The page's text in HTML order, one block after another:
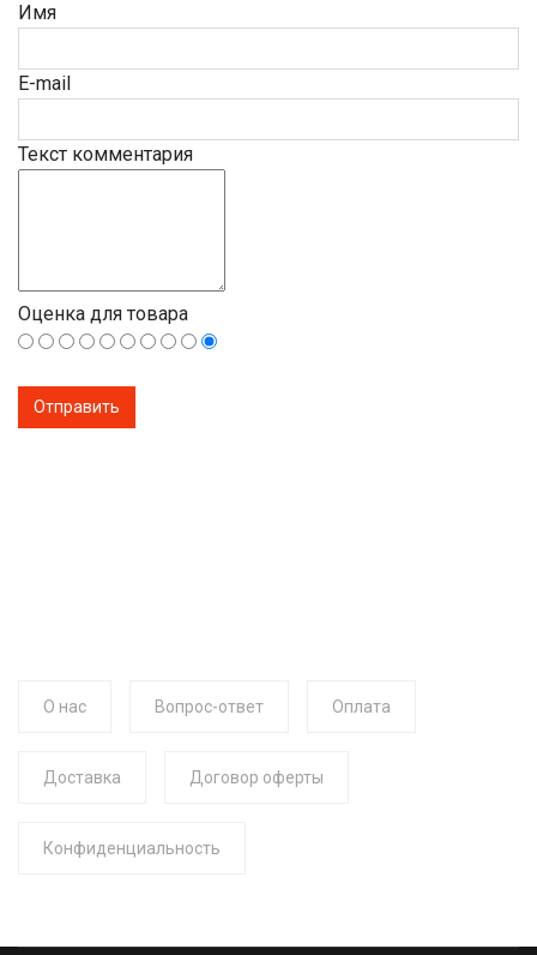
Имя
E-mail
Текст комментария
Оценка для товара
О нас Вопрос-ответ Оплата
Доставка Договор оферты
Конфиденциальность